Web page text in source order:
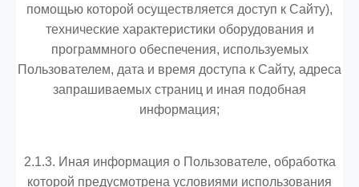
помощью которой осуществляется доступ к Сайту),
технические характеристики оборудования и
программного обеспечения, используемых
Пользователем, дата и время доступа к Сайту, адреса
запрашиваемых страниц и иная подобная
информация;
2.1.3. Иная информация о Пользователе, обработка
которой предусмотрена условиями использования